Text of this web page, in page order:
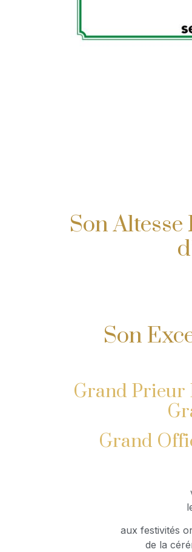
Son
Son
Grand Prieur
Grand
aux festivités
de la